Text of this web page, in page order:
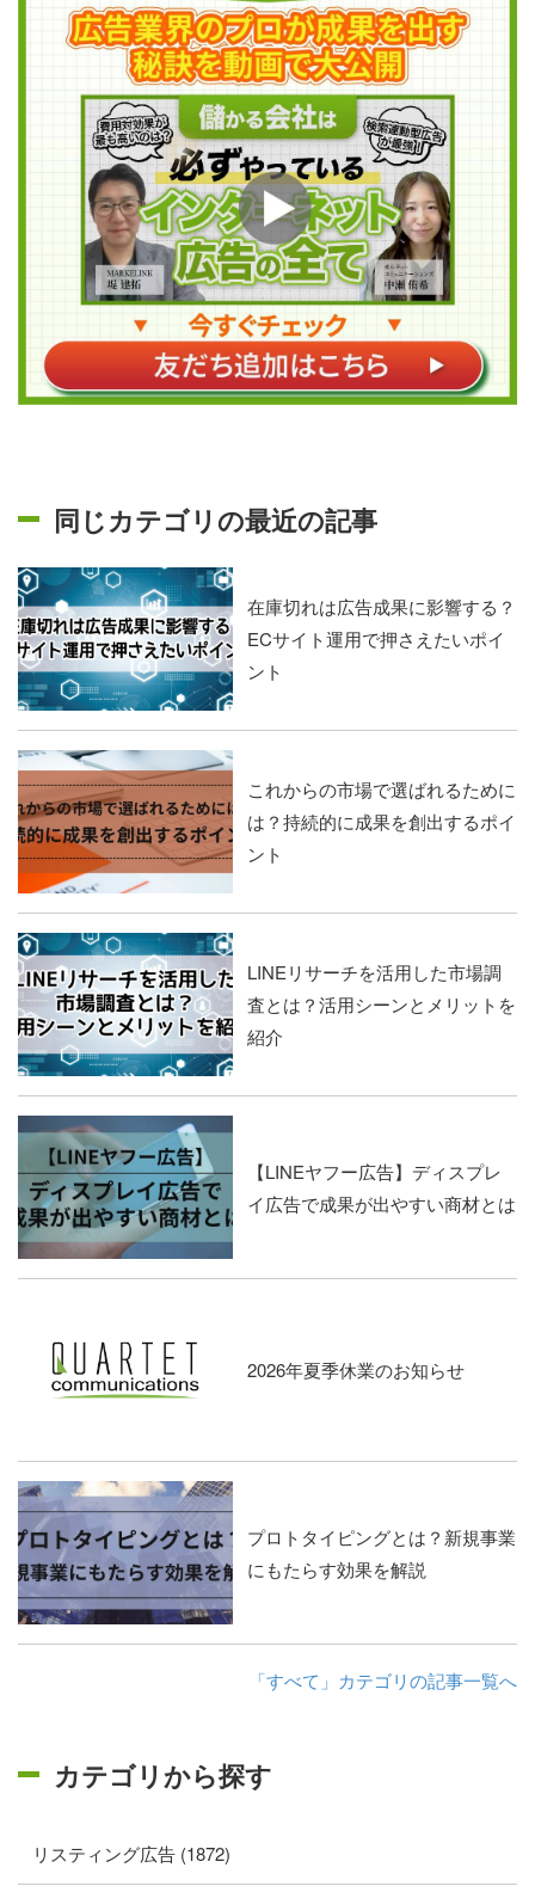
同じカテゴリの最近の記事
在庫切れは広告成果に影響する？
ECサイト運用で押さえたいポイ
ント
これからの市場で選ばれるために
は？持続的に成果を創出するポイ
ント
LINEリサーチを活用した市場調
査とは？活用シーンとメリットを
紹介
【LINEヤフー広告】ディスプレ
イ広告で成果が出やすい商材とは
2026年夏季休業のお知らせ
プロトタイピングとは？新規事業
にもたらす効果を解説
「すべて」カテゴリの記事一覧へ
カテゴリから探す
リスティング広告 (1872)